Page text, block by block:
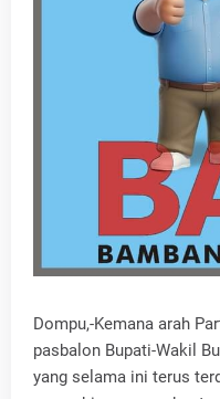
Dompu,-Kemana arah
pasbalon Bupati-Wakil
yang selama ini terus